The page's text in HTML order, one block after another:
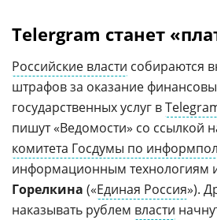
Telergram станет
Российские власти собираются
штрафов за оказание
государственных услуг в
пишут «Ведомости» со ссылкой
комитета Госдумы по
информационным технологиям
Горелкина («Единая Россия»).
наказывать рублем власти